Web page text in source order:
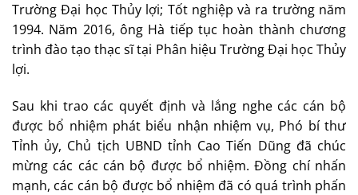
Trường Đại học Thủy lợi; Tốt nghiệp và ra trường năm
1994. Năm 2016, ông Hà tiếp tục hoàn thành chương
trình đào tạo thạc sĩ tại Phân hiệu Trường Đại học Thủy
lợi.
Sau khi trao các quyết định và lắng nghe các cán bộ
được bổ nhiệm phát biểu nhận nhiệm vụ, Phó bí thư
Tỉnh ủy, Chủ tịch UBND tỉnh Cao Tiến Dũng đã chúc
mừng các các cán bộ được bổ nhiệm. Đồng chí nhấn
mạnh, các cán bộ được bổ nhiệm đã có quá trình phấn